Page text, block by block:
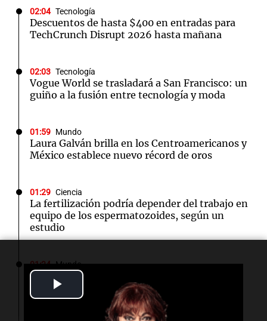
Video
02:04 Tecnología
Descuentos de hasta $400 en entradas para
TechCrunch Disrupt 2026 hasta mañana
02:03 Tecnología
Vogue World se trasladará a San Francisco: un
guiño a la fusión entre tecnología y moda
01:59 Mundo
Laura Galván brilla en los Centroamericanos y
México establece nuevo récord de oros
01:29 Ciencia
La fertilización podría depender del trabajo en
equipo de los espermatozoides, según un
estudio
01:24 Mundo
Tiroteo en escuela secundaria de Tailandia:
varios heridos tras el ataque